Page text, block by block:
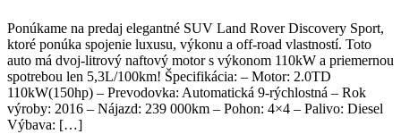
Ponúkame na predaj elegantné SUV Land Rover Discovery Sport,
ktoré ponúka spojenie luxusu, výkonu a off-road vlastností. Toto
auto má dvoj-litrový naftový motor s výkonom 110kW a priemernou
spotrebou len 5,3L/100km! Špecifikácia: – Motor: 2.0TD
110kW(150hp) – Prevodovka: Automatická 9-rýchlostná – Rok
výroby: 2016 – Nájazd: 239 000km – Pohon: 4×4 – Palivo: Diesel
Výbava: […]